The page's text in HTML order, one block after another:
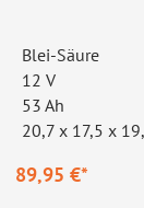
Blei-Säure
12 V
53 Ah
20,7 x 17,5 x
89,95 €*